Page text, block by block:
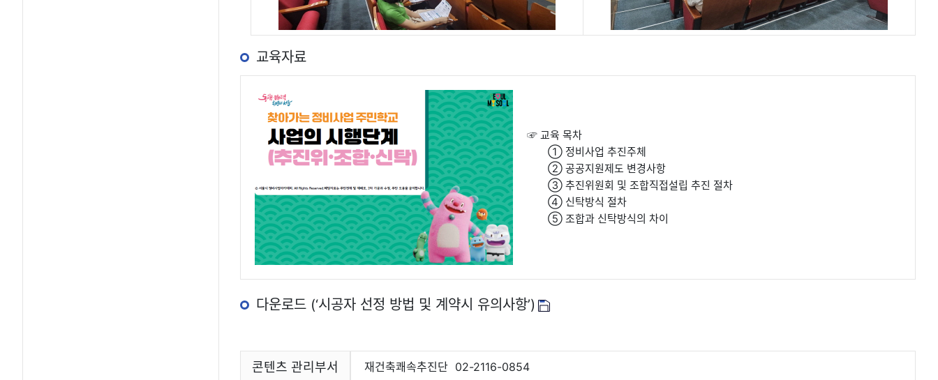
교육자료
☞ 교육 목차
① 정비사업 추진주체
② 공공지원제도 변경사항
③ 추진위원회 및 조합직접설립 추진 절차
④ 신탁방식 절차
⑤ 조합과 신탁방식의 차이
다운로드 (‘시공자 선정 방법 및 계약시 유의사항’) 파일
콘텐츠 관리부서 재건축쾌속추진단 02-2116-0854